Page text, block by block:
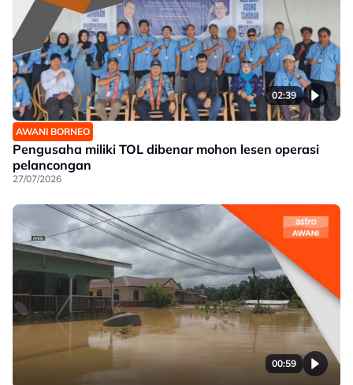
02:39
AWANI BORNEO
Pengusaha miliki TOL dibenar mohon lesen operasi
pelancongan
27/07/2026
00:59